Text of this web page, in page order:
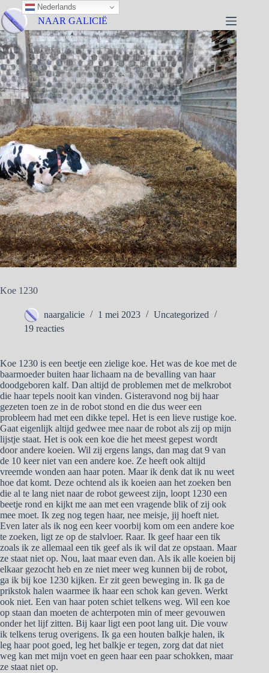
NAAR GALICIË
Koe 1230
naargalicie 1 mei 2023
Uncategorized
19 reacties
Koe 1230 is een beetje een zielige koe. Het was de koe met de
baarmoeder buiten haar lichaam na de bevalling van haar
doodgeboren kalf. Dan altijd de problemen met de melkrobot
die haar tepels nooit kan vinden. Gisteravond nog bij haar
gezeten toen ze in de robot stond en die dus weer een
probleem had met een dikke tepel. Het is een lieve rustige koe.
Gaat eigenlijk altijd gedwee mee naar de robot als zij op mijn
lijstje staat. Het is ook een koe die het meest gepest wordt
door andere koeien. Wil zij ergens langs, dan mag dat 9 van
de 10 keer niet van een andere koe. Ze heeft ook altijd
vreemde wonden aan haar poten. Maar ik denk dat ik nu weet
hoe dat komt. Deze ochtend als ik koeien aan het zoeken ben
die al te lang niet naar de robot geweest zijn, loopt 1230 een
beetje rond en kijkt me aan met een vragende blik of zij ook
mee moet. Ik zeg nog tegen haar, nee meisje, jij hoeft niet.
Even later als ik nog een keer voorbij kom om een andere koe
te zoeken, ligt ze op de stalvloer. Raar. Ik geef haar een tik
zoals ik ze allemaal een tik geef als ik wil dat ze opstaan. Maar
ze staat niet op. Nou, laat maar even dan. Als ik alle koeien bij
elkaar gezocht heb en ze niet meer weg kunnen bij de robot,
ga ik bij koe 1230 kijken. Er zit geen beweging in. Ik ga de
prikstok halen waarmee ik haar een schok kan geven. Werkt
ook niet. Een van haar poten schiet telkens weg. Wil een koe
op staan dan moeten de achterpoten min of meer gevouwen
onder het lijf zitten. Bij kaar ligt een poot lang uit. Die vouw
ik telkens terug overigens. Ik ga een houten balkje halen, ik
leg haar poot goed, leg het balkje er tegen, zorg dat dat niet
weg kan met mijn voet en geen haar een paar schokken, maar
ze staat niet op.
Nederlands